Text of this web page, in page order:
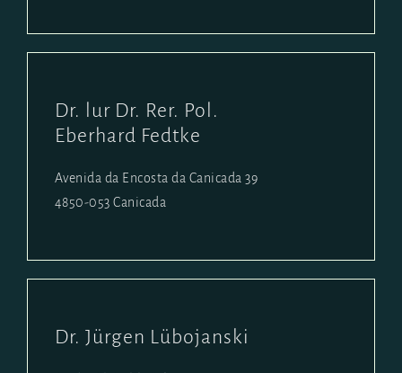
Dr. lur Dr. Rer. Pol.
Eberhard Fedtke
Avenida da Encosta da Canicada 39
4850-053 Canicada
Dr. Jürgen Lübojanski